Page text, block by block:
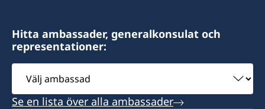
Hitta ambassader, generalkonsulat och
representationer:
Välj
ambassad
Se en lista över alla ambassader